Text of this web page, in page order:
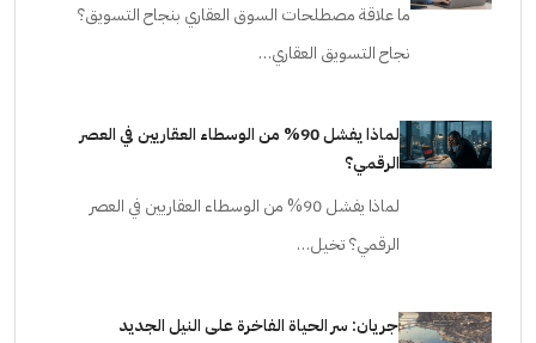
ما علاقة مصطلحات السوق العقاري بنجاح التسويق؟
نجاح التسويق العقاري…
لماذا يفشل 90% من الوسطاء العقاريين في العصر
الرقمي؟
لماذا يفشل 90% من الوسطاء العقاريين في العصر
الرقمي؟ تخيل…
جريان: سر الحياة الفاخرة على النيل الجديد